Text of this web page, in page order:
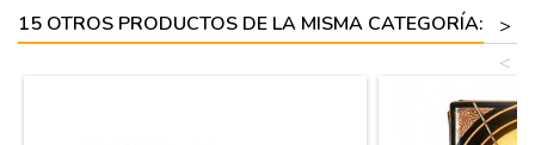
15 OTROS PRODUCTOS DE LA MISMA CATEGORÍA:
>
<